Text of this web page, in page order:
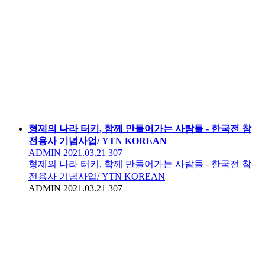
형제의 나라 터키, 함께 만들어가는 사람들 - 한국전 참
전용사 기념사업/ YTN KOREAN
ADMIN 2021.03.21 307
형제의 나라 터키, 함께 만들어가는 사람들 - 한국전 참
전용사 기념사업/ YTN KOREAN
ADMIN 2021.03.21 307